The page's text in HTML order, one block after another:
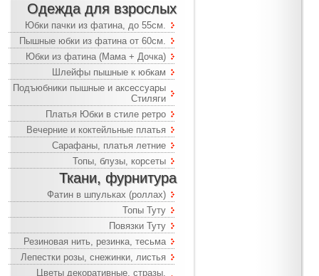
Одежда для взрослых
Юбки пачки из фатина, до 55см.
Пышные юбки из фатина от 60см.
Юбки из фатина (Мама + Дочка)
Шлейфы пышные к юбкам
Подъюбники пышные и аксессуары
Стиляги
Платья Юбки в стиле ретро
Вечерние и коктейльные платья
Сарафаны, платья летние
Топы, блузы, корсеты
Ткани, фурнитура
Фатин в шпульках (роллах)
Топы Туту
Повязки Туту
Резиновая нить, резинка, тесьма
Лепестки розы, снежинки, листья
Цветы декоративные, стразы,